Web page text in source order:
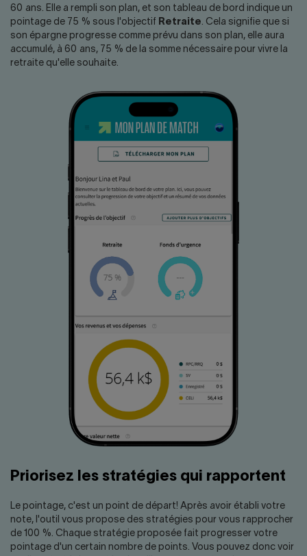
English
60 ans. Elle a rempli son plan, et son tableau de bord indique un
pointage de 75 % sous l'objectif Retraite. Cela signifie que si
son épargne progresse comme prévu dans son plan, elle aura
accumulé, à 60 ans, 75 % de la somme nécessaire pour vivre la
retraite qu'elle souhaite.
Priorisez les stratégies qui rapportent
Le pointage, c'est un point de départ! Après avoir établi votre
note, l'outil vous propose des stratégies pour vous rapprocher
de 100 %. Chaque stratégie proposée fait progresser votre
pointage d'un certain nombre de points. Vous pouvez donc voir